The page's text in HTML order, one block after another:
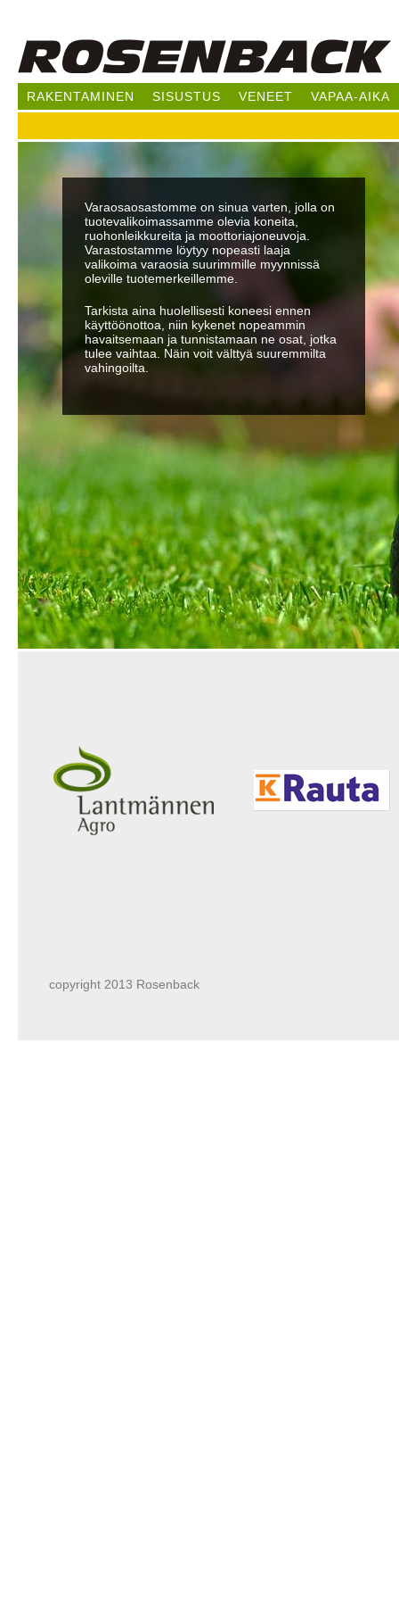
RAKENTAMINEN SISUSTUS VENEET VAPAA-AIKA
Varaosaosastomme on sinua varten, jolla on
tuotevalikoimassamme olevia koneita,
ruohonleikkureita ja moottoriajoneuvoja.
Varastostamme löytyy nopeasti laaja
valikoima varaosia suurimmille myynnissä
oleville tuotemerkeillemme.
Tarkista aina huolellisesti koneesi ennen
käyttöönottoa, niin kykenet nopeammin
havaitsemaan ja tunnistamaan ne osat, jotka
tulee vaihtaa. Näin voit välttyä suuremmilta
vahingoilta.
copyright 2013 Rosenback